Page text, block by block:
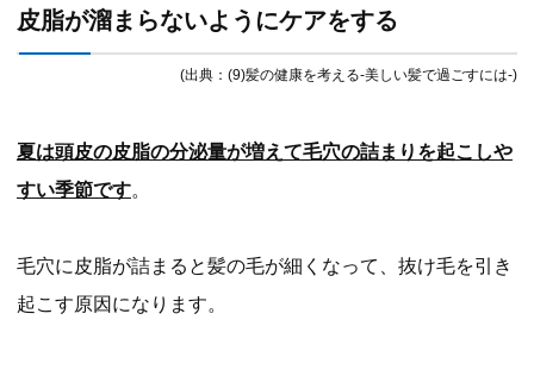
皮脂が溜まらないようにケアをする
(出典：(9)髪の健康を考える-美しい髪で過ごすには-)
夏は頭皮の皮脂の分泌量が増えて毛穴の詰まりを起こしや
すい季節です。
毛穴に皮脂が詰まると髪の毛が細くなって、抜け毛を引き
起こす原因になります。